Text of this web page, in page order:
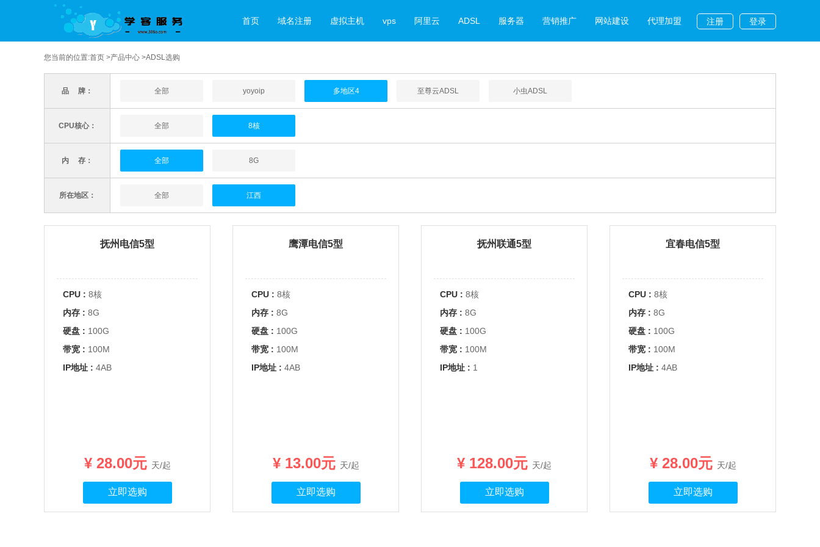
登录
注册
首页 域名注册 虚拟主机 vps 阿里云 ADSL 服务器 营销推广 网站建设 代理加盟
您当前的位置:首页 >产品中心 >ADSL选购
品 牌： 全部 yoyoip 多地区4 至尊云ADSL 小虫ADSL
CPU核心： 全部 8核
内 存： 全部 8G
所在地区： 全部 江西
抚州电信5型
CPU : 8核
内存 : 8G
硬盘 : 100G
带宽 : 100M
IP地址 : 4AB
¥ 28.00元 天/起
立即选购
鹰潭电信5型
CPU : 8核
内存 : 8G
硬盘 : 100G
带宽 : 100M
IP地址 : 4AB
¥ 13.00元 天/起
立即选购
抚州联通5型
CPU : 8核
内存 : 8G
硬盘 : 100G
带宽 : 100M
IP地址 : 1
¥ 128.00元 天/起
立即选购
宜春电信5型
CPU : 8核
内存 : 8G
硬盘 : 100G
带宽 : 100M
IP地址 : 4AB
¥ 28.00元 天/起
立即选购